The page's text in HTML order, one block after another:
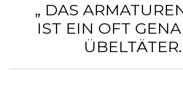
„ DAS
IST EIN OFT
ÜBELTÄTER.